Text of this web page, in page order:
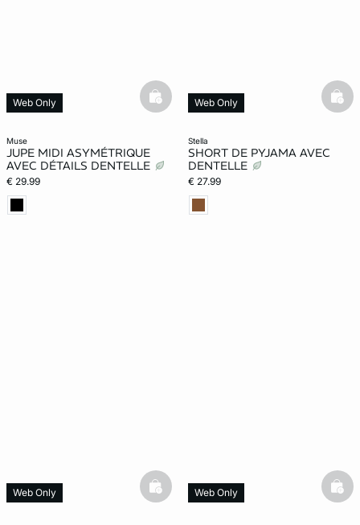
muse
JUPE MIDI ASYMÉTRIQUE
AVEC DÉTAILS DENTELLE
€ 29.99
Web Only basketfull
stella
SHORT DE PYJAMA AVEC
DENTELLE
€ 27.99
Web Only
Web Only basketfullWeb Only